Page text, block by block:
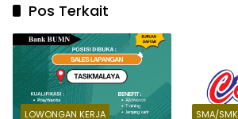
Pos Terkait
LOWONGAN KERJA SMA/SMK